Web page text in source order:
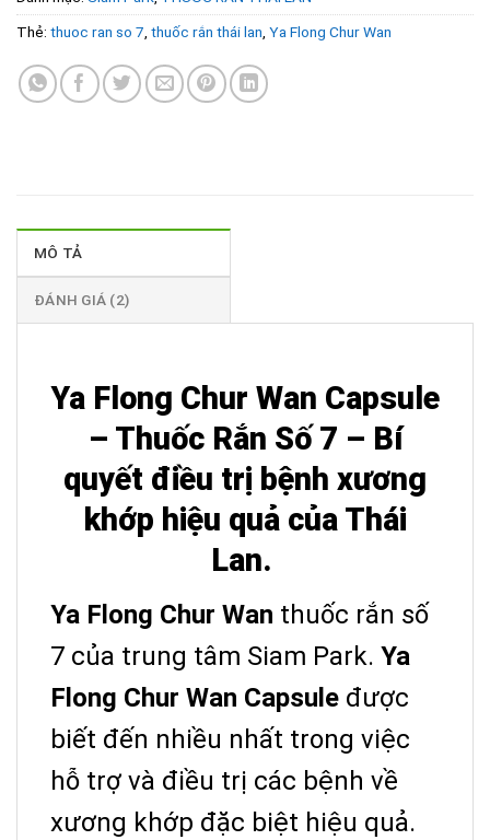
Thẻ: thuoc ran so 7 thuốc rắn thái lan Ya Flong Chur Wan
MÔ TẢ
ĐÁNH GIÁ (2)
Ya Flong Chur Wan Capsule
– Thuốc Rắn Số 7 – Bí
quyết điều trị bệnh xương
khớp hiệu quả của Thái
Lan.
Ya Flong Chur Wan thuốc rắn số
7 của trung tâm Siam Park. Ya
Flong Chur Wan Capsule được
biết đến nhiều nhất trong việc
hỗ trợ và điều trị các bệnh về
xương khớp đặc biệt hiệu quả.